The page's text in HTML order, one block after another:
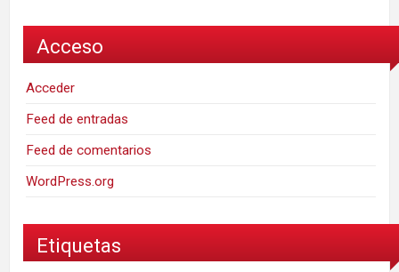
Acceso
Acceder
Feed de entradas
Feed de comentarios
WordPress.org
Etiquetas